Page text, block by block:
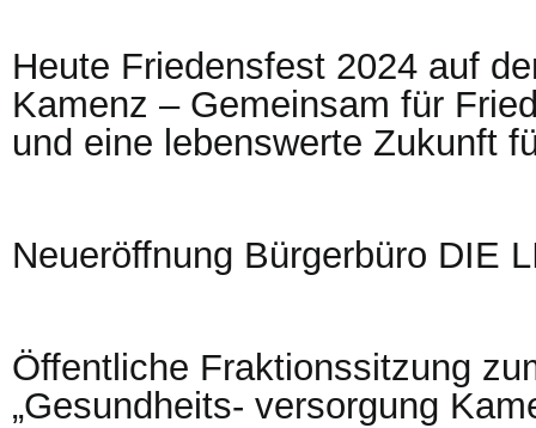
Heute Friedensfest 2024 auf
Kamenz – Gemeinsam für
und eine lebenswerte Zukunft
Neueröffnung Bürgerbüro DIE
Öffentliche Fraktionssitzung
„Gesundheits- versorgung